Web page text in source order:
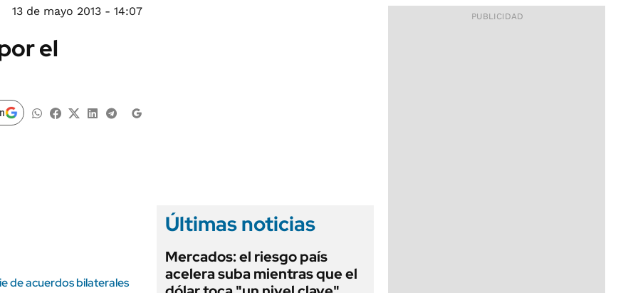
MÉXICO
MUNDO
ACCESO FULL - $1.800/MES
13 de mayo 2013 - 14:07
el
de acuerdos bilaterales
Últimas noticias
Mercados: el riesgo país
acelera suba mientras que el